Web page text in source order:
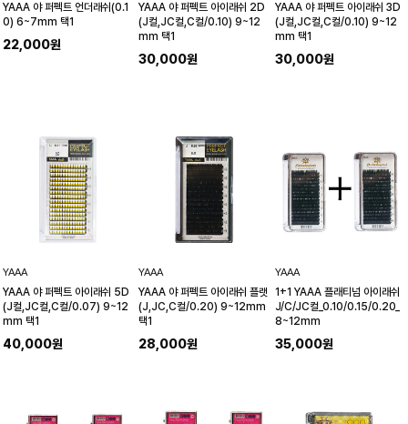
YAAA 야 퍼펙트 언더래쉬(0.1
0) 6~7mm 택1
22,000원
YAAA 야 퍼펙트 아이래쉬 2D
(J컬,JC컬,C컬/0.10) 9~12
mm 택1
30,000원
YAAA 야 퍼펙트 아이래쉬 3D
(J컬,JC컬,C컬/0.10) 9~12
mm 택1
30,000원
YAAA
YAAA 야 퍼펙트 아이래쉬 5D
(J컬,JC컬,C컬/0.07) 9~12
mm 택1
40,000원
YAAA
YAAA 야 퍼펙트 아이래쉬 플랫
(J,JC,C컬/0.20) 9~12mm
택1
28,000원
YAAA
1+1 YAAA 플래티넘 아이래쉬
J/C/JC컬_0.10/0.15/0.20_
8~12mm
35,000원